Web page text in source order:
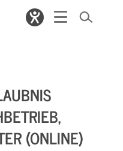
(ONLINE)